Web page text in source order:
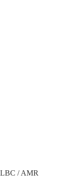
/ AMR